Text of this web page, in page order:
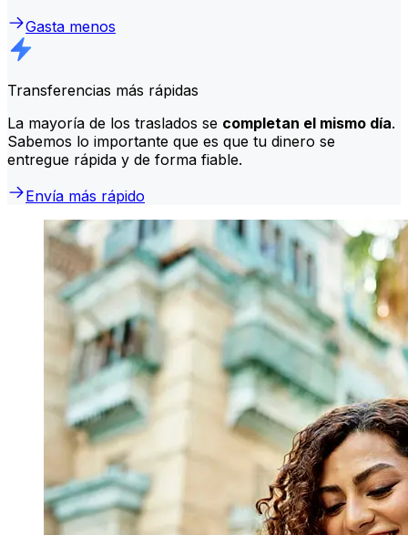
Gasta menos
Transferencias más rápidas
La mayoría de los traslados se completan el mismo día.
Sabemos lo importante que es que tu dinero se
entregue rápida y de forma fiable.
Envía más rápido